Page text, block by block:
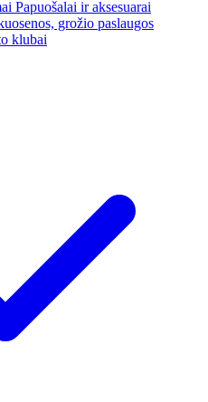
Papuošalai ir aksesuarai
grožio paslaugos
klubai